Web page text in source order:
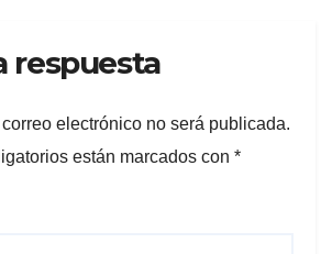
respuesta
electrónico no será publicada.
están marcados con *